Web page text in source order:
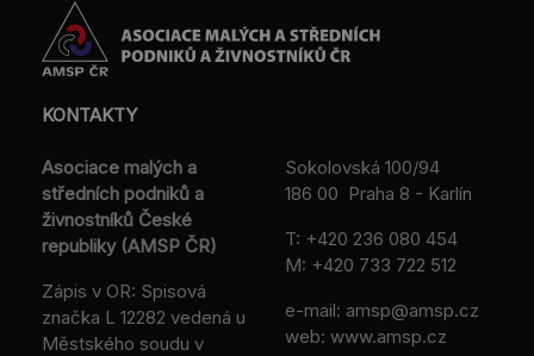
KONTAKTY
Asociace malých a
středních podniků a
živnostníků České
republiky (AMSP ČR)
Zápis v OR: Spisová
značka L 12282 vedená u
Městského soudu v
Sokolovská 100/94
186 00 Praha 8 - Karlín
T: +420 236 080 454
M: +420 733 722 512
e-mail: amsp@amsp.cz
web: www.amsp.cz